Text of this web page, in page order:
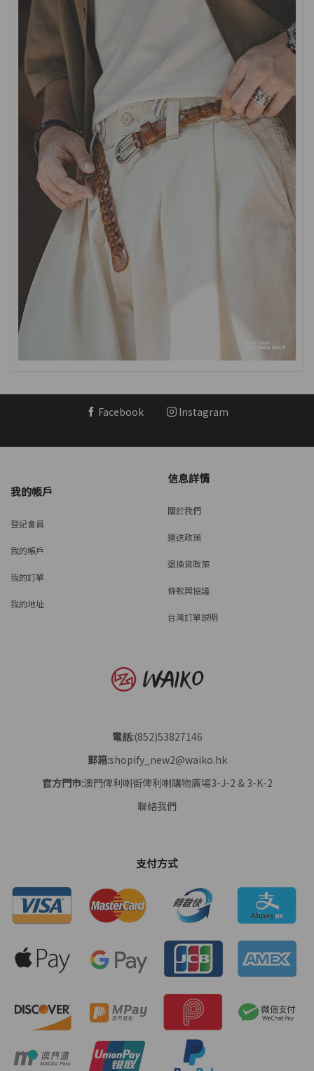
Facebook Instagram
我的帳戶
登記會員
我的帳戶
我的訂單
我的地址
信息詳情
關於我們
運送政策
退換貨政策
條款與協議
台灣訂單説明
電話:(852)53827146
郵箱:shopify_new2@waiko.hk
官方門市:澳門俾利喇街俾利喇購物廣場3-J-2 & 3-K-2
聯絡我們
支付方式